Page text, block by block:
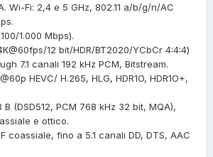
Wi-Fi: 2,4 e 5 GHz, 802.11 a/b/g/n/AC
1.000 Mbps).
12 bit/HDR/BT2020/YCbCr 4:4:4)
7.1 canali 192 kHz PCM, Bitstream.
HEVC/ H.265, HLG, HDR1O, HDR1O+,
B (DSD512, PCM 768 kHz 32 bit, MQA),
e ottico.
coassiale, fino a 5.1 canali DD, DTS, AAC